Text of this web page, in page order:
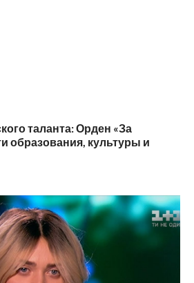
таланта: Орден «За
образования, культуры и